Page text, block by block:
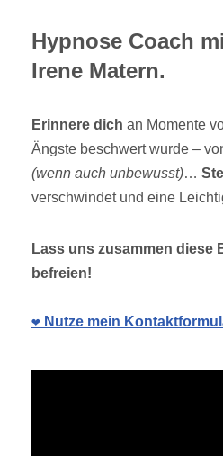
Hypnose Coach
Irene Matern.
Erinnere dich an Momente
Ängste beschwert wurde –
(wenn auch unbewusst)…
verschwindet und eine
Lass uns zusammen diese
befreien!
❤️ Nutze mein